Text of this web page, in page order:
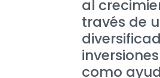
al
través de
como